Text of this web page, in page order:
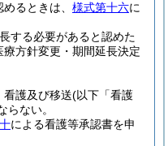
るときは、 様式第十六に
する必要があると認めた
療方針変更・期間延長決定
護及び移送(以下「看護
ない。
による看護等承認書を申